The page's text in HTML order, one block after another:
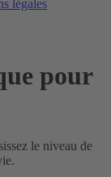
légales
pour
le niveau de